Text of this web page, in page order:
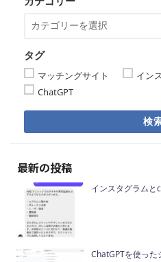
タグ
マッチングサイト
イン
ChatGPT
検
最新の投稿
インスタグラムと
ChatGPTを使った